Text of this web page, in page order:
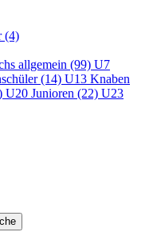
(4)
allgemein (99) U7
(14) U13 Knaben
U20 Junioren (22) U23